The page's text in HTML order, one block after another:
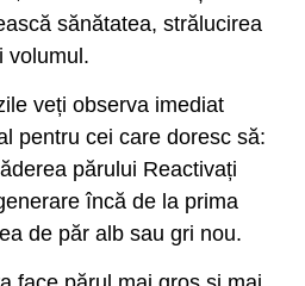
sănătatea, strălucirea
volumul.
veți observa imediat
pentru cei care doresc să:
părului Reactivați
încă de la prima
de păr alb sau gri nou.